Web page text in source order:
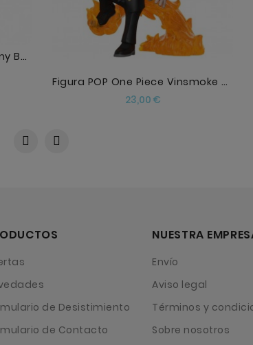
Figura POP Umbrella Academy Baby Pogo
Figura POP One Piece Vinsmoke Sanji
23,00 €Precio
de Desistimiento
de Contacto
NUESTRA
Envío
Aviso legal
Términos y
Sobre nosotros